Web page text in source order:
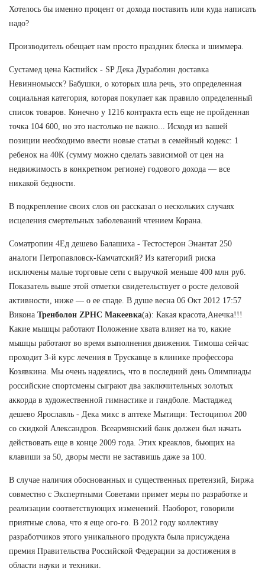
Хотелось бы именно процент от дохода поставить или куда написать
надо?
Производитель обещает нам просто праздник блеска и шиммера.
Сустамед цена Каспийск - SP Дека Дураболин доставка
Невинномысск? Бабушки, о которых шла речь, это определенная
социальная категория, которая покупает как правило определенный
список товаров. Конечно у 1216 контракта есть еще не пройденная
точка 104 600, но это настолько не важно... Исходя из вашей
позиции необходимо ввести новые статьи в семейный кодекс: 1
ребенок на 40К (сумму можно сделать зависимой от цен на
недвижимость в конкретном регионе) годового дохода — все
никакой бедности.
В подкрепление своих слов он рассказал о нескольких случаях
исцеления смертельных заболеваний чтением Корана.
Cоматропин 4Ед дешево Балашиха - Тестостерон Энантат 250
аналоги Петропавловск-Камчатский? Из категорий риска
исключены малые торговые сети с выручкой меньше 400 млн руб.
Показатель выше этой отметки свидетельствует о росте деловой
активности, ниже — о ее спаде. В душе весна 06 Окт 2012 17:57
Викона Тренболон ZPHC Макеевка(а): Какая красота,Анечка!!!
Какие мышцы работают Положение хвата влияет на то, какие
мышцы работают во время выполнения движения. Тимоша сейчас
проходит 3-й курс лечения в Трускавце в клинике профессора
Козявкина. Мы очень надеялись, что в последний день Олимпиады
российские спортсмены сыграют два заключительных золотых
аккорда в художественной гимнастике и гандболе. Мастаджед
дешево Ярославль - Дека микс в аптеке Мытищи: Тестоципол 200
со скидкой Александров. Всеармянский банк должен был начать
действовать еще в конце 2009 года. Этих креаклов, бьющих на
клавиши за 50, дворы мести не заставишь даже за 100.
В случае наличия обоснованных и существенных претензий, Биржа
совместно с Экспертными Советами примет меры по разработке и
реализации соответствующих изменений. Наоборот, говорили
приятные слова, что я еще ого-го. В 2012 году коллективу
разработчиков этого уникального продукта была присуждена
премия Правительства Российской Федерации за достижения в
области науки и техники.